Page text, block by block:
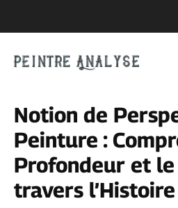
Notion de
Peinture :
Profondeur et
travers